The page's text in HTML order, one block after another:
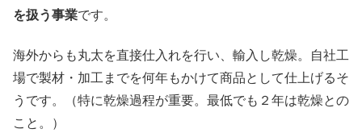
を扱う事業です。
海外からも丸太を直接仕入れを行い、輸入し乾燥。自社工
場で製材・加工までを何年もかけて商品として仕上げるそ
うです。（特に乾燥過程が重要。最低でも２年は乾燥との
こと。）